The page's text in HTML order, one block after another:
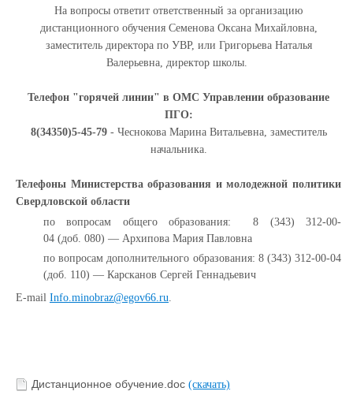
На вопросы ответит ответственный за организацию
дистанционного обучения Семенова Оксана Михайловна,
заместитель директора по УВР, или Григорьева Наталья
Валерьевна, директор школы.
Телефон "горячей линии" в ОМС Управлении образование
ПГО:
8(34350)5-45-79 - Чеснокова Марина Витальевна, заместитель
начальника.
Телефоны Министерства образования и молодежной политики
Свердловской области
по вопросам общего образования: 8 (343) 312-00-
04 (доб. 080) — Архипова Мария Павловна
по вопросам дополнительного образования: 8 (343) 312-00-04
(доб. 110) — Карсканов Сергей Геннадьевич
E-mail Info.minobraz@egov66.ru.
Дистанционное обучение.doc (скачать)